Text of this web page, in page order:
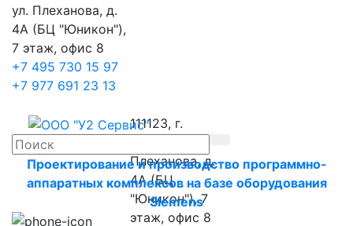
ул. Плеханова, д.
4А (БЦ "Юникон"),
7 этаж, офис 8
+7 495 730 15 97
+7 977 691 23 13
111123, г.
Плеханова, д.
4А (БЦ
"Юникон"), 7
этаж, офис 8
Проектирование и производство программно-
аппаратных комплексов на базе оборудования
Siemens